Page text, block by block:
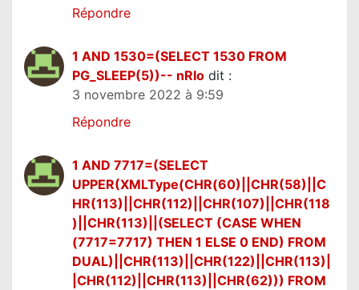
Répondre
1 AND 1530=(SELECT 1530 FROM
PG_SLEEP(5))-- nRIo dit :
3 novembre 2022 à 9:59
Répondre
1 AND 7717=(SELECT
UPPER(XMLType(CHR(60)||CHR(58)||C
HR(113)||CHR(112)||CHR(107)||CHR(118
)||CHR(113)||(SELECT (CASE WHEN
(7717=7717) THEN 1 ELSE 0 END) FROM
DUAL)||CHR(113)||CHR(122)||CHR(113)|
|CHR(112)||CHR(113)||CHR(62))) FROM